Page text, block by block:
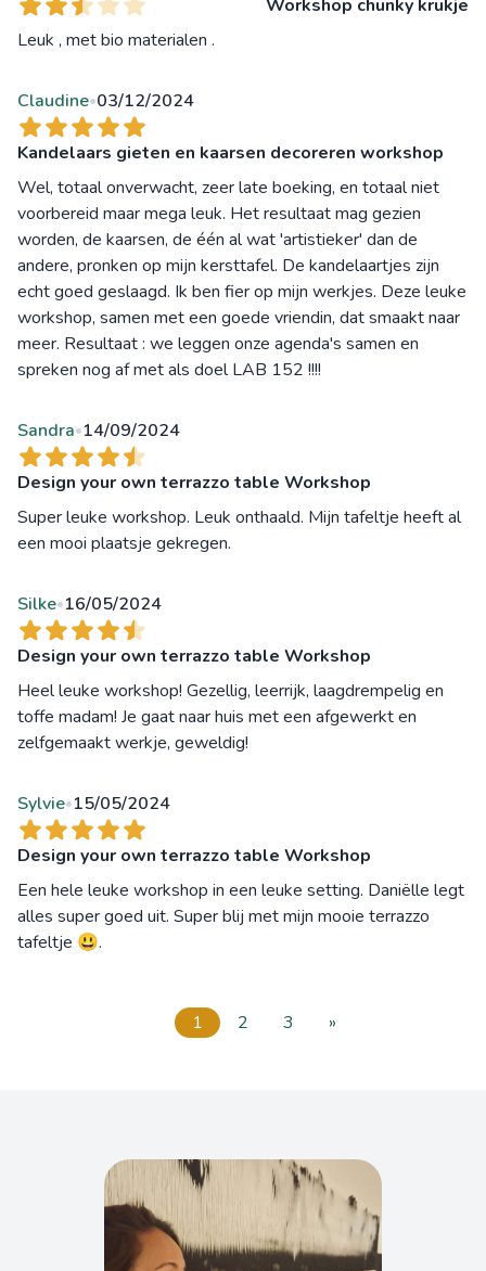
Workshop chunky krukje
Leuk , met bio materialen .
Claudine•03/12/2024
Kandelaars gieten en kaarsen decoreren workshop
Wel, totaal onverwacht, zeer late boeking, en totaal niet
voorbereid maar mega leuk. Het resultaat mag gezien
worden, de kaarsen, de één al wat 'artistieker' dan de
andere, pronken op mijn kersttafel. De kandelaartjes zijn
echt goed geslaagd. Ik ben fier op mijn werkjes. Deze leuke
workshop, samen met een goede vriendin, dat smaakt naar
meer. Resultaat : we leggen onze agenda's samen en
spreken nog af met als doel LAB 152 !!!!
Sandra•14/09/2024
Design your own terrazzo table Workshop
Super leuke workshop. Leuk onthaald. Mijn tafeltje heeft al
een mooi plaatsje gekregen.
Silke•16/05/2024
Design your own terrazzo table Workshop
Heel leuke workshop! Gezellig, leerrijk, laagdrempelig en
toffe madam! Je gaat naar huis met een afgewerkt en
zelfgemaakt werkje, geweldig!
Sylvie•15/05/2024
Design your own terrazzo table Workshop
Een hele leuke workshop in een leuke setting. Daniëlle legt
alles super goed uit. Super blij met mijn mooie terrazzo
tafeltje 😃.
1 2 3 »